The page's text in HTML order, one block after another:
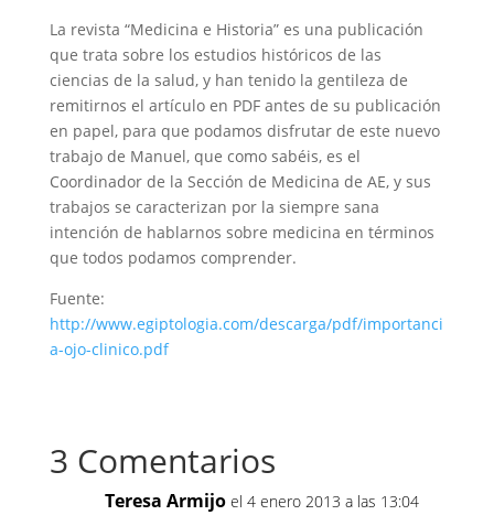
La revista “Medicina e Historia” es una publicación
que trata sobre los estudios históricos de las
ciencias de la salud, y han tenido la gentileza de
remitirnos el artículo en PDF antes de su publicación
en papel, para que podamos disfrutar de este nuevo
trabajo de Manuel, que como sabéis, es el
Coordinador de la Sección de Medicina de AE, y sus
trabajos se caracterizan por la siempre sana
intención de hablarnos sobre medicina en términos
que todos podamos comprender.
Fuente:
http://www.egiptologia.com/descarga/pdf/importanci
a-ojo-clinico.pdf
3 Comentarios
Teresa Armijo el 4 enero 2013 a las 13:04